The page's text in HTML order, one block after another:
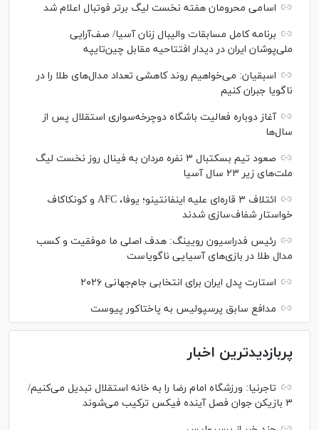
اسامی محرومان هفته نخست لیگ برتر فوتبال اعلام شد
برنامه کامل مسابقات والیبال زنان آسیا/ صف‌آرایی
ملی‌پوشان ایران در دیدار افتتاحیه مقابل چین‌تایپه
اسبقیان: می‌خواهیم روند کاهشی تعداد مدال‌های طلا را در
ناگویا جبران کنیم
آغاز دوباره فعالیت باشگاه دوچرخه‌سواری استقلال پس از
سال‌ها
صعود تیم بسکتبال ۳ نفره مردان به فینال روز نخست لیگ
ملت‌های زیر ۲۳ سال آسیا
ائتلاف ۳ قاره‌ای علیه اینفانتینو؛ یوفا، AFC و کونکاکاف
خواستار شفاف‌سازی شدند
رئیس فدراسیون رویینگ: هدف اصلی ما موفقیت و کسب
مدال طلا در بازی‌های آسیایی ناگویاست
استارت پدل ایران برای انتخابی جام‌جهانی ۲۰۲۶
مدافع سابق پرسپولیس به پاختاکور پیوست
پربازدیدترین اخبار
تاجرنیا: ورزشگاه امام رضا را به خانه استقلال تبدیل می‌کنیم/
۳ بازیکن جوان فصل آینده فیکس ترکیب می‌شوند